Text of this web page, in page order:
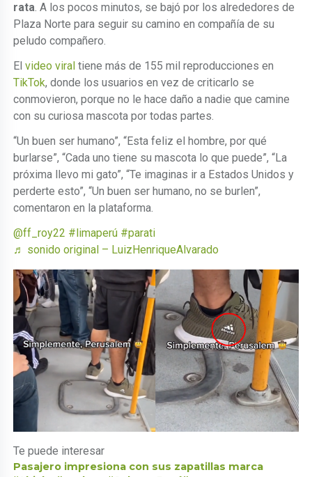
rata. A los pocos minutos, se bajó por los alrededores de
Plaza Norte para seguir su camino en compañía de su
peludo compañero.
Elvideo viral tiene más de 155 mil reproducciones en
TikTok, donde los usuarios en vez de criticarlo se
conmovieron, porque no le hace daño a nadie que camine
con su curiosa mascota por todas partes.
“Un buen ser humano”, “Esta feliz el hombre, por qué
burlarse”, “Cada uno tiene su mascota lo que puede”, “La
próxima llevo mi gato”, “Te imaginas ir a Estados Unidos y
perderte esto”, “Un buen ser humano, no se burlen”,
comentaron en la plataforma.
@ff_roy22 #limaperú #parati
♬ sonido original – LuizHenriqueAlvarado
Te puede interesar
Pasajero impresiona con sus zapatillas marca